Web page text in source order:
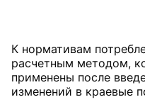
К нормативам
расчетным методом,
применены после
изменений в краевые